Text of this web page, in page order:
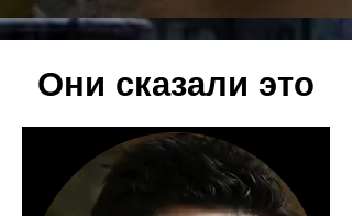
Они сказали это